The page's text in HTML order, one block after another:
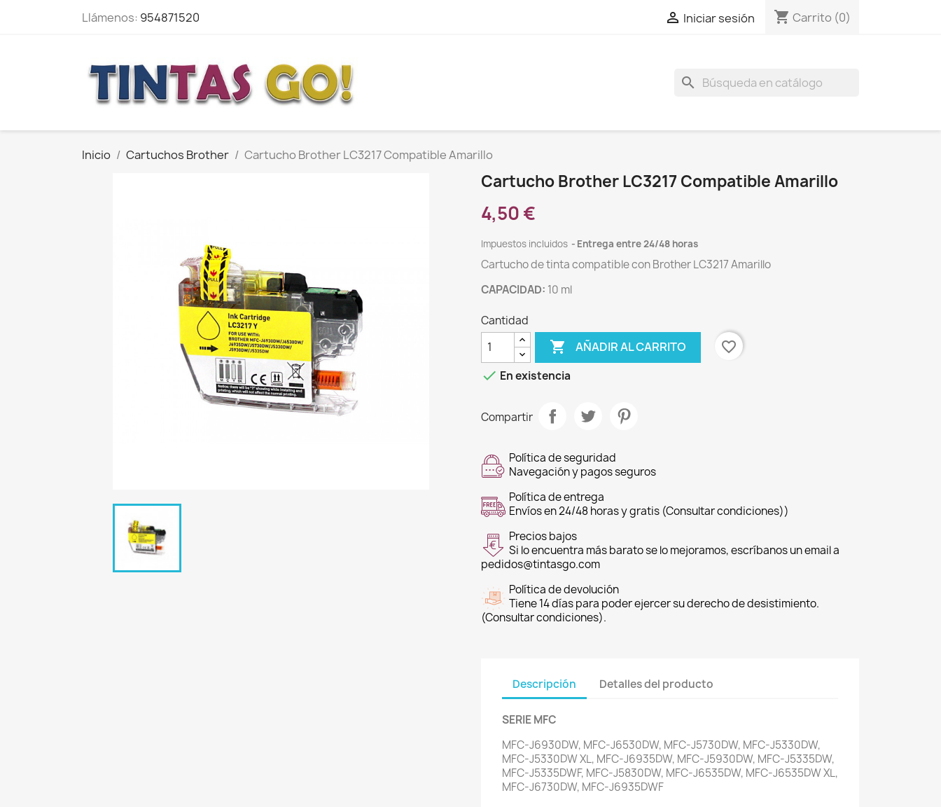
Llámenos: 954871520  Iniciar sesión shopping_cart Carrito (0)
search
Inicio Cartuchos Brother Cartucho Brother LC3217 Compatible Amarillo
Cartucho Brother LC3217 Compatible Amarillo
4,50 €
Impuestos incluidos Entrega entre 24/48 horas
Cartucho de tinta compatible con Brother LC3217 Amarillo
CAPACIDAD: 10 ml
Cantidad
 AÑADIR AL CARRITO
favorite_border
 En existencia
Compartir
Política de seguridad
Navegación y pagos seguros
Política de entrega
Envíos en 24/48 horas y gratis (Consultar condiciones))
Precios bajos
Si lo encuentra más barato se lo mejoramos, escríbanos un email a
pedidos@tintasgo.com
Política de devolución
Tiene 14 días para poder ejercer su derecho de desistimiento.
(Consultar condiciones).
Descripción Detalles del producto
SERIE MFC
MFC-J6930DW, MFC-J6530DW, MFC-J5730DW, MFC-J5330DW,
MFC-J5330DW XL, MFC-J6935DW, MFC-J5930DW, MFC-J5335DW,
MFC-J5335DWF, MFC-J5830DW, MFC-J6535DW, MFC-J6535DW XL,
MFC-J6730DW, MFC-J6935DWF